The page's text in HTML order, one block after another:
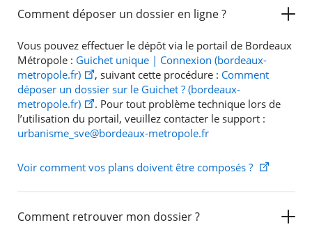
Comment déposer un dossier en ligne ?
Vous pouvez effectuer le dépôt via le portail de Bordeaux
Métropole : Guichet unique | Connexion (bordeaux-
metropole.fr)
, suivant cette procédure : Comment
déposer un dossier sur le Guichet ? (bordeaux-
metropole.fr)
. Pour tout problème technique lors de
l’utilisation du portail, veuillez contacter le support :
urbanisme_sve@bordeaux-metropole.fr
Voir comment vos plans doivent être composés ?
Comment retrouver mon dossier ?